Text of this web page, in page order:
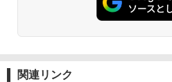
関連リンク